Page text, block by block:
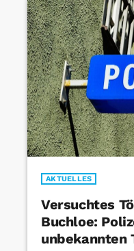
AKTUELLES
Versuchtes
Buchloe:
unbekannten